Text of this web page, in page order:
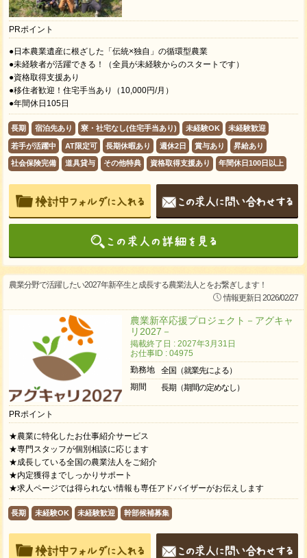
PRポイント
●日本農業遺産に根ざした「伝統×独自」の循環型農業
●未経験者が活躍できる！（全員が未経験からのスタートです）
●資格取得支援あり
●移住者歓迎！住宅手当あり（10,000円/月）
●年間休日105日
長期 宿泊先あり 寮・社宅なし(住宅手当あり) 未経験OK 未経験歓迎
若手が活躍中 AT限定可 長期休暇あり 週休2日 賞与あり 昇給あり
社会保険完備 道具貸与 その他特典 資格取得支援あり 年間休日100日以上
農業分野で活躍したい2027年新卒生と成長する農業法人とをお繋ぎします！
情報更新日 2026/02/27
農業新卒応援プロジェクト－アグキャ
リ2027－
掲載終了日 : 2027年3月31日
お仕事ID : 04975
勤務地
全国（就業先による）
期間
長期（期間の定めなし）
PRポイント
★農業に特化したお仕事紹介サービス
★専門スタッフが個別相談に応じます
★成長している全国の農業法人をご紹介
★内定獲得までしっかりサポート
★求人ページでは得られない情報も専任アドバイザーがお伝えします
長期 未経験OK 未経験歓迎 幹部候補募集